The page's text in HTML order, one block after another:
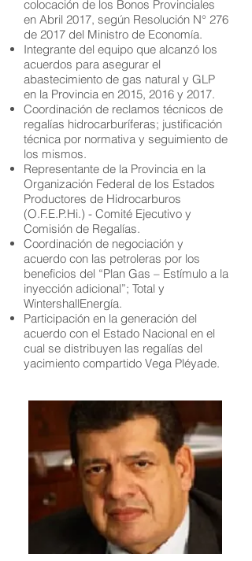
colocación de los Bonos Provinciales
en Abril 2017, según Resolución N° 276
de 2017 del Ministro de Economía.
Integrante del equipo que alcanzó los
acuerdos para asegurar el
abastecimiento de gas natural y GLP
en la Provincia en 2015, 2016 y 2017.
Coordinación de reclamos técnicos de
regalías hidrocarburíferas; justificación
técnica por normativa y seguimiento de
los mismos.
Representante de la Provincia en la
Organización Federal de los Estados
Productores de Hidrocarburos
(O.F.E.P.Hi.) - Comité Ejecutivo y
Comisión de Regalías.
Coordinación de negociación y
acuerdo con las petroleras por los
beneficios del “Plan Gas – Estímulo a la
inyección adicional”; Total y
WintershallEnergía.
Participación en la generación del
acuerdo con el Estado Nacional en el
cual se distribuyen las regalías del
yacimiento compartido Vega Pléyade.